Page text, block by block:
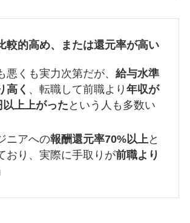
較的高め、または還元率が高い
悪くも実力次第だが、 給与水準
高く 、転職して前職より 年収が
以上上がった という人も多数い
ニアへの報酬還元率70%以上と
おり、実際に手取りが前職より
」